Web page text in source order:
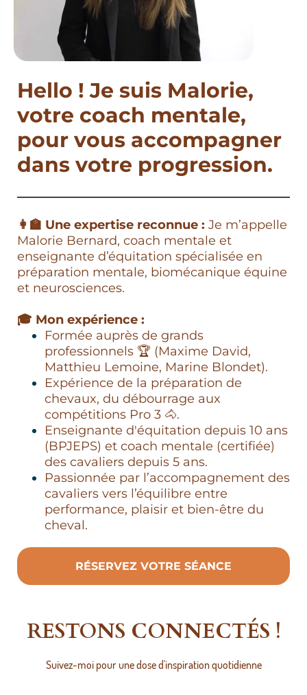
Hello ! Je suis Malorie,
votre coach mentale,
pour vous accompagner
dans votre progression.
👩‍🏫 Une expertise reconnue : Je m’appelle
Malorie Bernard, coach mentale et
enseignante d’équitation spécialisée en
préparation mentale, biomécanique équine
et neurosciences.
🎓 Mon expérience :
Formée auprès de grands
professionnels 🏆 (Maxime David,
Matthieu Lemoine, Marine Blondet).
Expérience de la préparation de
chevaux, du débourrage aux
compétitions Pro 3 🐴.
Enseignante d'équitation depuis 10 ans
(BPJEPS) et coach mentale (certifiée)
des cavaliers depuis 5 ans.
Passionnée par l’accompagnement des
cavaliers vers l’équilibre entre
performance, plaisir et bien-être du
cheval.
RÉSERVEZ VOTRE SÉANCE
RESTONS CONNECTÉS !
Suivez-moi pour une dose d'inspiration quotidienne